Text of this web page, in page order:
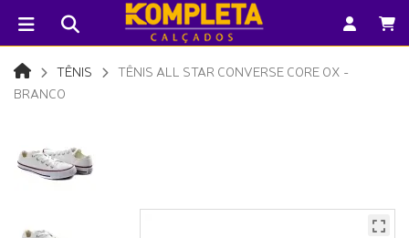
TÊNIS
TÊNIS ALL STAR CONVERSE CORE OX -
BRANCO